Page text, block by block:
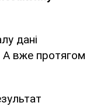
дані
А вже протягом